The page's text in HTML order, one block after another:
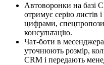
Автоворонки на базі
отримує серію листів
цифрами,
консультацію.
Чат-боти в
уточнюють розмір,
CRM і передають